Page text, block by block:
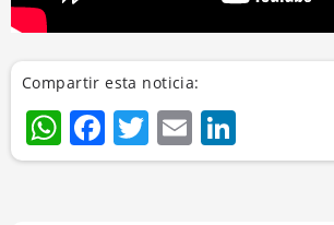
Compartir esta noticia:
WhatsApp
Facebook
Twitter
Email